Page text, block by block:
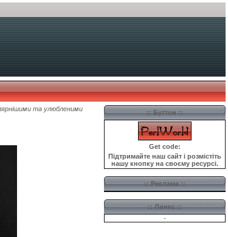
та улюбленими
::Буттон::
Get code:
Підтримайте наш сайт і розмістіть
нашу кнопку на своєму ресурсі.
::Реклама::
:: Линкс ::
-